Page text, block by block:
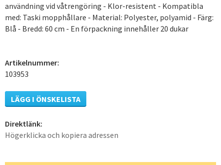
användning vid våtrengöring - Klor-resistent - Kompatibla
med: Taski mopphållare - Material: Polyester, polyamid - Färg:
Blå - Bredd: 60 cm - En förpackning innehåller 20 dukar
Artikelnummer:
103953
LÄGG I ÖNSKELISTA
Direktlänk:
Högerklicka och kopiera adressen